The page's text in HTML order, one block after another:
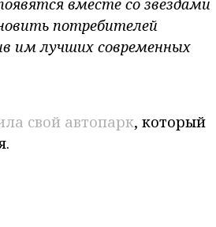
вместе со звездами
потребителей
им лучших современных
свой автопарк, который